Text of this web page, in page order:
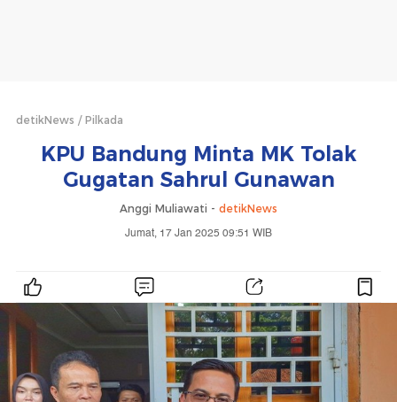
detikNews Pilkada
KPU Bandung Minta MK Tolak
Gugatan Sahrul Gunawan
Anggi Muliawati - detikNews
Jumat, 17 Jan 2025 09:51 WIB